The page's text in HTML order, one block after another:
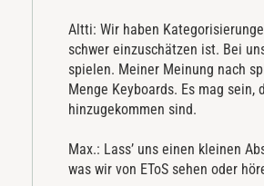
Altti: Wir haben
schwer einzuschätzen ist. Bei
spielen. Meiner Meinung nach
Menge Keyboards. Es mag
hinzugekommen sind.
Max.: Lass’ uns einen kleinen
was wir von EToS sehen oder